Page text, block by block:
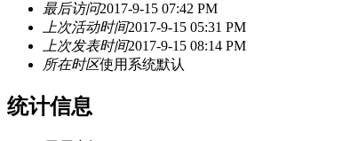
最后访问2017-9-15 07:42 PM
上次活动时间2017-9-15 05:31 PM
上次发表时间2017-9-15 08:14 PM
所在时区使用系统默认
统计信息